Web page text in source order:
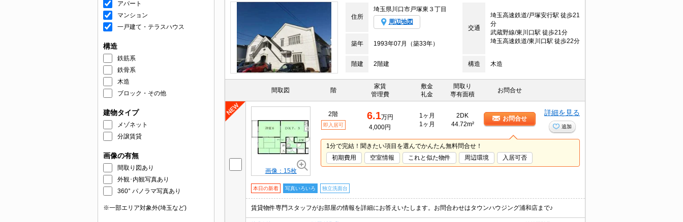
アパート
マンション
一戸建て・テラスハウス
構造
鉄筋系
鉄骨系
木造
ブロック・その他
建物タイプ
メゾネット
分譲賃貸
画像の有無
間取り図あり
外観･内観写真あり
360° パノラマ写真あり
※一部エリア対象外(埼玉など)
住所
埼玉県川口市戸塚東３丁目
周辺地図
交通
埼玉高速鉄道/戸塚安行駅 徒歩21
分
武蔵野線/東川口駅 徒歩21分
埼玉高速鉄道/東川口駅 徒歩22分
築年 1993年07月（築33年）
階建 2階建 構造 木造
間取図 階
家賃
管理費
敷金
礼金
間取り
専有面積
お問合せ
画像：15枚
2階
即入居可
6.1万円
4,000円
1ヶ月
1ヶ月
2DK
44.72m²
お問合せ
詳細を見る
追加
1分で完結！聞きたい項目を選んでかんたん無料問合せ！
初期費用
空室情報 これと似た物件 周辺環境 入居可否
本日の新着 写真いろいろ 独立洗面台
賃貸物件専門スタッフがお部屋の情報を詳細にお答えいたします。お問合わせはタウンハウジング浦和店まで♪